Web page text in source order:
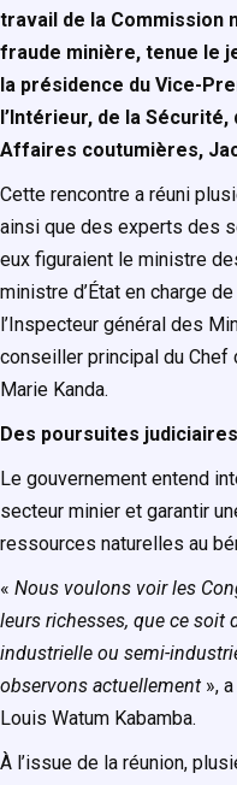
travail de la Commission
fraude minière, tenue le
la présidence du Vice-
l’Intérieur, de la
Affaires coutumières,
Cette rencontre a réuni
ainsi que des experts des
eux figuraient le ministre
ministre d’État en charge
l’Inspecteur général des
conseiller principal du Chef
Marie Kanda.
Des poursuites
Le gouvernement entend
secteur minier et garantir
ressources naturelles au
« Nous voulons voir les
leurs richesses, que ce soit
industrielle ou semi-
observons actuellement »,
Louis Watum Kabamba.
À l’issue de la réunion,